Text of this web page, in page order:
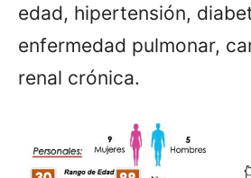
edad, hipertensión,
enfermedad pulmonar,
renal crónica.